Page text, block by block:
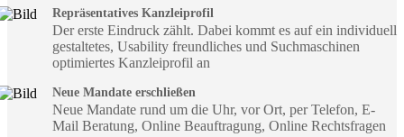
Repräsentatives Kanzleiprofil
Der erste Eindruck zählt. Dabei kommt es auf ein individuell
gestaltetes, Usability freundliches und Suchmaschinen
optimiertes Kanzleiprofil an
Neue Mandate erschließen
Neue Mandate rund um die Uhr, vor Ort, per Telefon, E-
Mail Beratung, Online Beauftragung, Online Rechtsfragen